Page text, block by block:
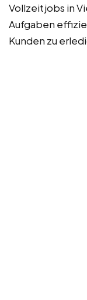
Vollzeitjobs in
Aufgaben
Kunden zu